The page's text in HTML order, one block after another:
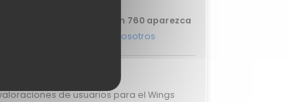
review del Wings Phantom 760 aparezca
contacto con nosotros
de usuarios para el Wings